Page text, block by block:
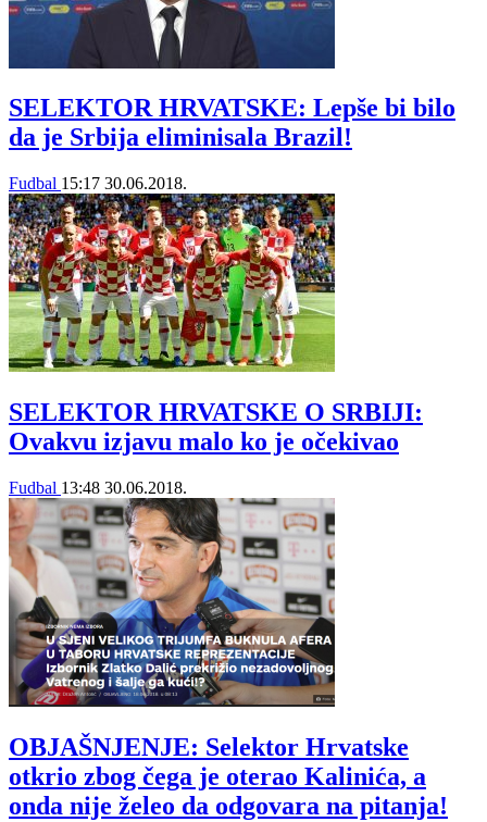
SELEKTOR HRVATSKE: Lepše bi bilo
da je Srbija eliminisala Brazil!
Fudbal 15:17 30.06.2018.
SELEKTOR HRVATSKE O SRBIJI:
Ovakvu izjavu malo ko je očekivao
Fudbal 13:48 30.06.2018.
OBJAŠNJENJE: Selektor Hrvatske
otkrio zbog čega je oterao Kalinića, a
onda nije želeo da odgovara na pitanja!